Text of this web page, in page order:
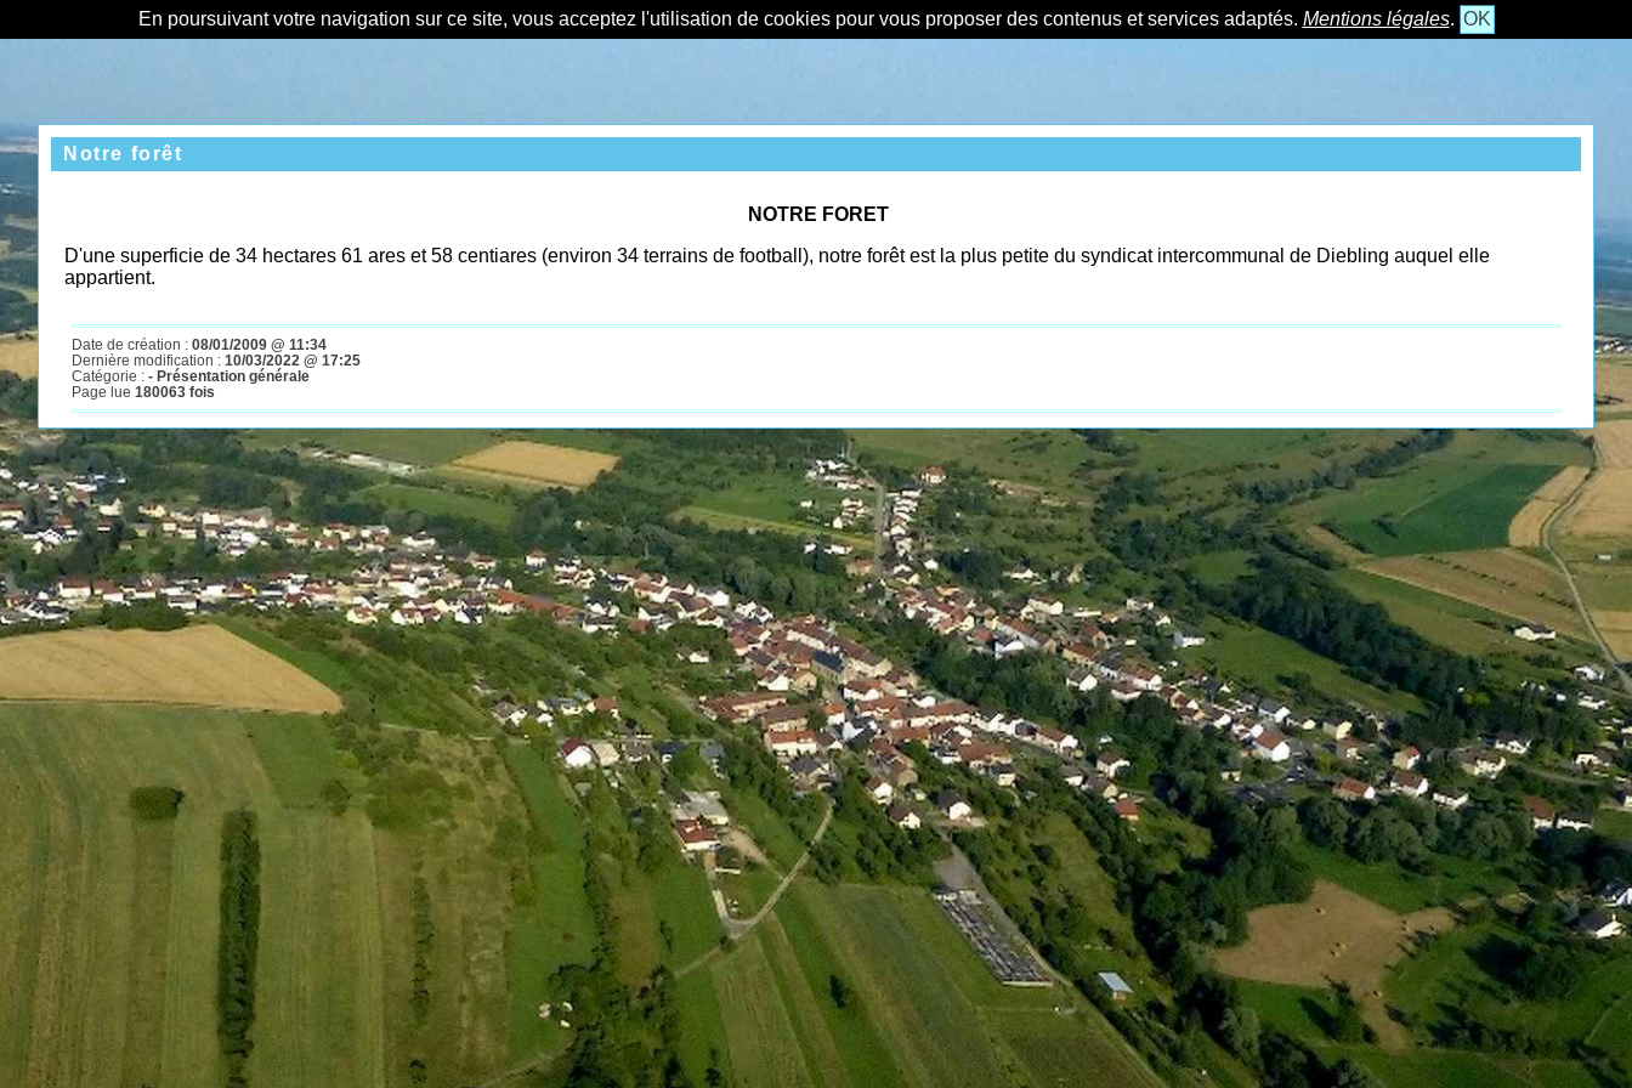
En poursuivant votre navigation sur ce site, vous acceptez l'utilisation de cookies pour vous proposer des contenus et services adaptés. Mentions légales. OK
Notre forêt
NOTRE FORET
D'une superficie de 34 hectares 61 ares et 58 centiares (environ 34 terrains de football), notre forêt est la plus petite du syndicat intercommunal de Diebling auquel elle
appartient.
Date de création : 08/01/2009 @ 11:34
Dernière modification : 10/03/2022 @ 17:25
Catégorie : - Présentation générale
Page lue 180063 fois